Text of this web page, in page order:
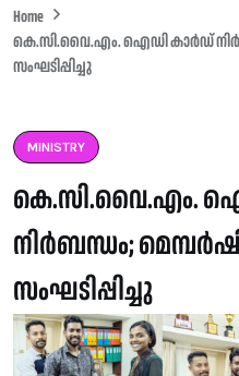
Home
കെ.സി.വൈ.എം. ഐഡി കാർഡ്‌
സംഘടിപ്പിച്ചു
MINISTRY
കെ.സി.വൈ.എം.
നിർബന്ധം;
സംഘടിപ്പിച്ചു